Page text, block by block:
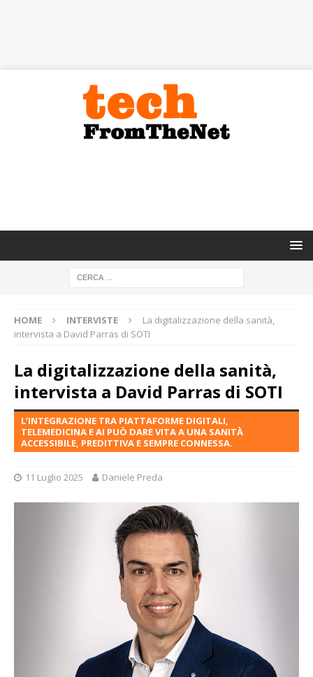
HOME INTERVISTE
La digitalizzazione della sanità,
intervista a David Parras di SOTI
La digitalizzazione della sanità,
intervista a David Parras di SOTI
L’INTEGRAZIONE TRA PIATTAFORME DIGITALI,
TELEMEDICINA E AI PUÒ DARE VITA A UNA SANITÀ
ACCESSIBILE, PREDITTIVA E SEMPRE CONNESSA.
11 Luglio 2025 Daniele Preda